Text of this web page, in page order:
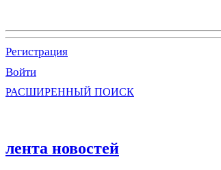
Регистрация
Войти
РАСШИРЕННЫЙ ПОИСК
лента новостей